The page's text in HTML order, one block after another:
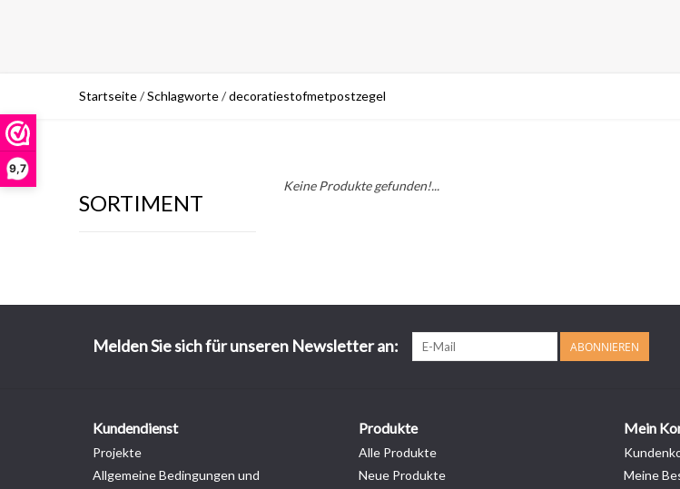
9,7
Startseite/Schlagworte/decoratiestofmetpostzegel
SORTIMENT
Keine Produkte gefunden!...
Melden Sie sich für unseren Newsletter an: ABONNIEREN
Kundendienst
Projekte
Allgemeine Bedingungen und
Produkte
Alle Produkte
Neue Produkte
Mein
Meine